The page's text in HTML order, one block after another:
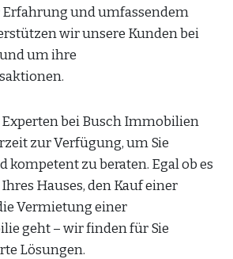
und umfassendem
wir unsere Kunden bei
um ihre
Experten bei Busch Immobilien
zur Verfügung, um Sie
kompetent zu beraten. Egal ob es
Hauses, den Kauf einer
Vermietung einer
geht – wir finden für Sie
Lösungen.